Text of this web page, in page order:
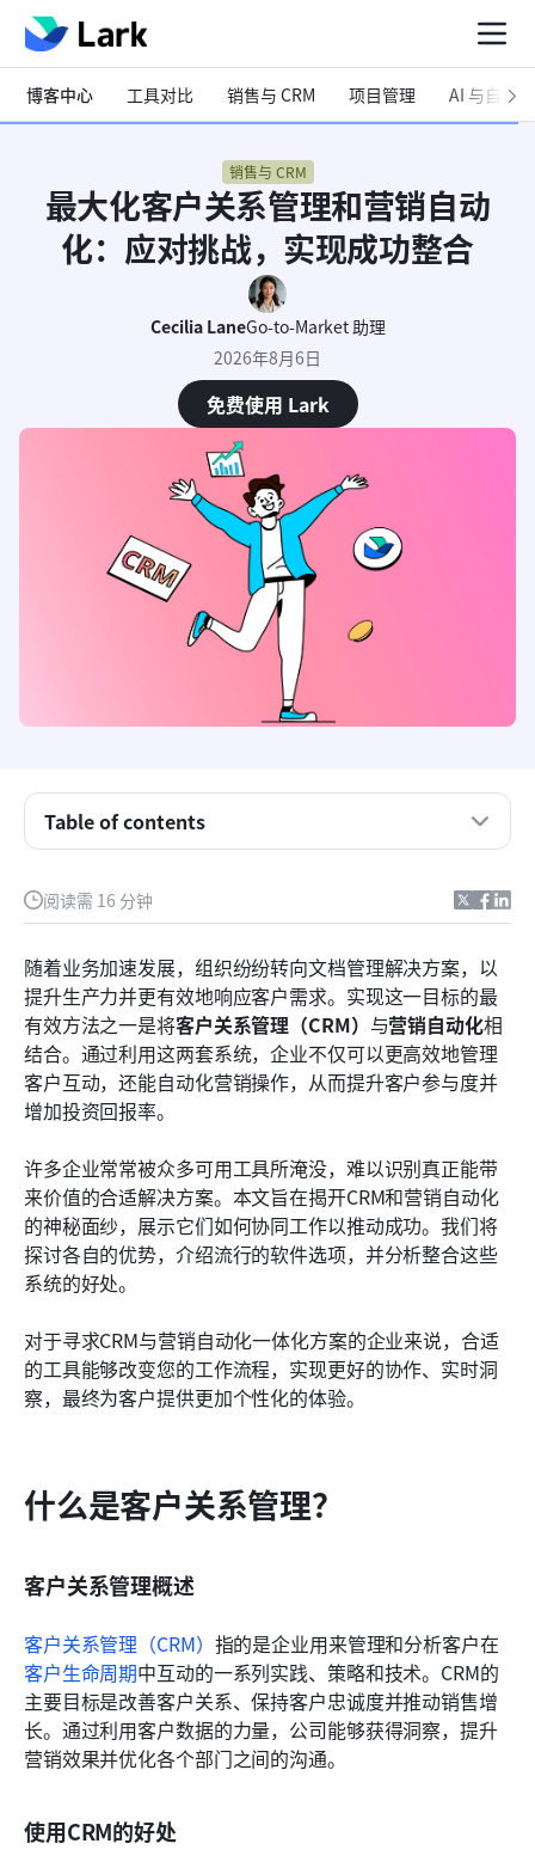
博客中心 工具对比 销售与 CRM 项目管理 AI 与自动化
销售与 CRM
最大化客户关系管理和营销自动
化：应对挑战，实现成功整合
Cecilia LaneGo-to-Market 助理
2026年8月6日
免费使用 Lark
阅读需 16 分钟
随着业务加速发展，组织纷纷转向文档管理解决方案，以
提升生产力并更有效地响应客户需求。实现这一目标的最
有效方法之一是将客户关系管理（CRM） 与营销自动化相
结合。通过利用这两套系统，企业不仅可以更高效地管理
客户互动，还能自动化营销操作，从而提升客户参与度并
增加投资回报率。
许多企业常常被众多可用工具所淹没，难以识别真正能带
来价值的合适解决方案。本文旨在揭开CRM和营销自动化
的神秘面纱，展示它们如何协同工作以推动成功。我们将
探讨各自的优势，介绍流行的软件选项，并分析整合这些
系统的好处。
对于寻求CRM与营销自动化一体化方案的企业来说，合适
的工具能够改变您的工作流程，实现更好的协作、实时洞
察，最终为客户提供更加个性化的体验。
什么是客户关系管理？
客户关系管理概述
客户关系管理（CRM） 指的是企业用来管理和分析客户在
客户生命周期中互动的一系列实践、策略和技术。CRM的
主要目标是改善客户关系、保持客户忠诚度并推动销售增
长。通过利用客户数据的力量，公司能够获得洞察，提升
营销效果并优化各个部门之间的沟通。
使用CRM的好处
Table of contents
流行的客户关系管理软件
流行的营销自动化系统
整合客户关系管理（CRM）与营销自动化的独特挑
战
为什么Lark是在这种情况下的最佳选择
结论
常见问题